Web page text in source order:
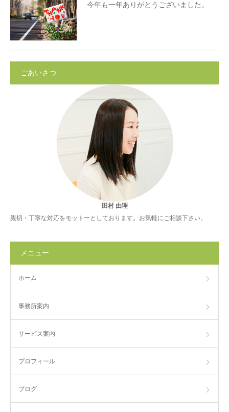
今年も一年ありがとうございました。
ごあいさつ
田村 由理
親切・丁寧な対応をモットーとしております。お気軽にご相談下さい。
メニュー
ホーム
事務所案内
サービス案内
プロフィール
ブログ